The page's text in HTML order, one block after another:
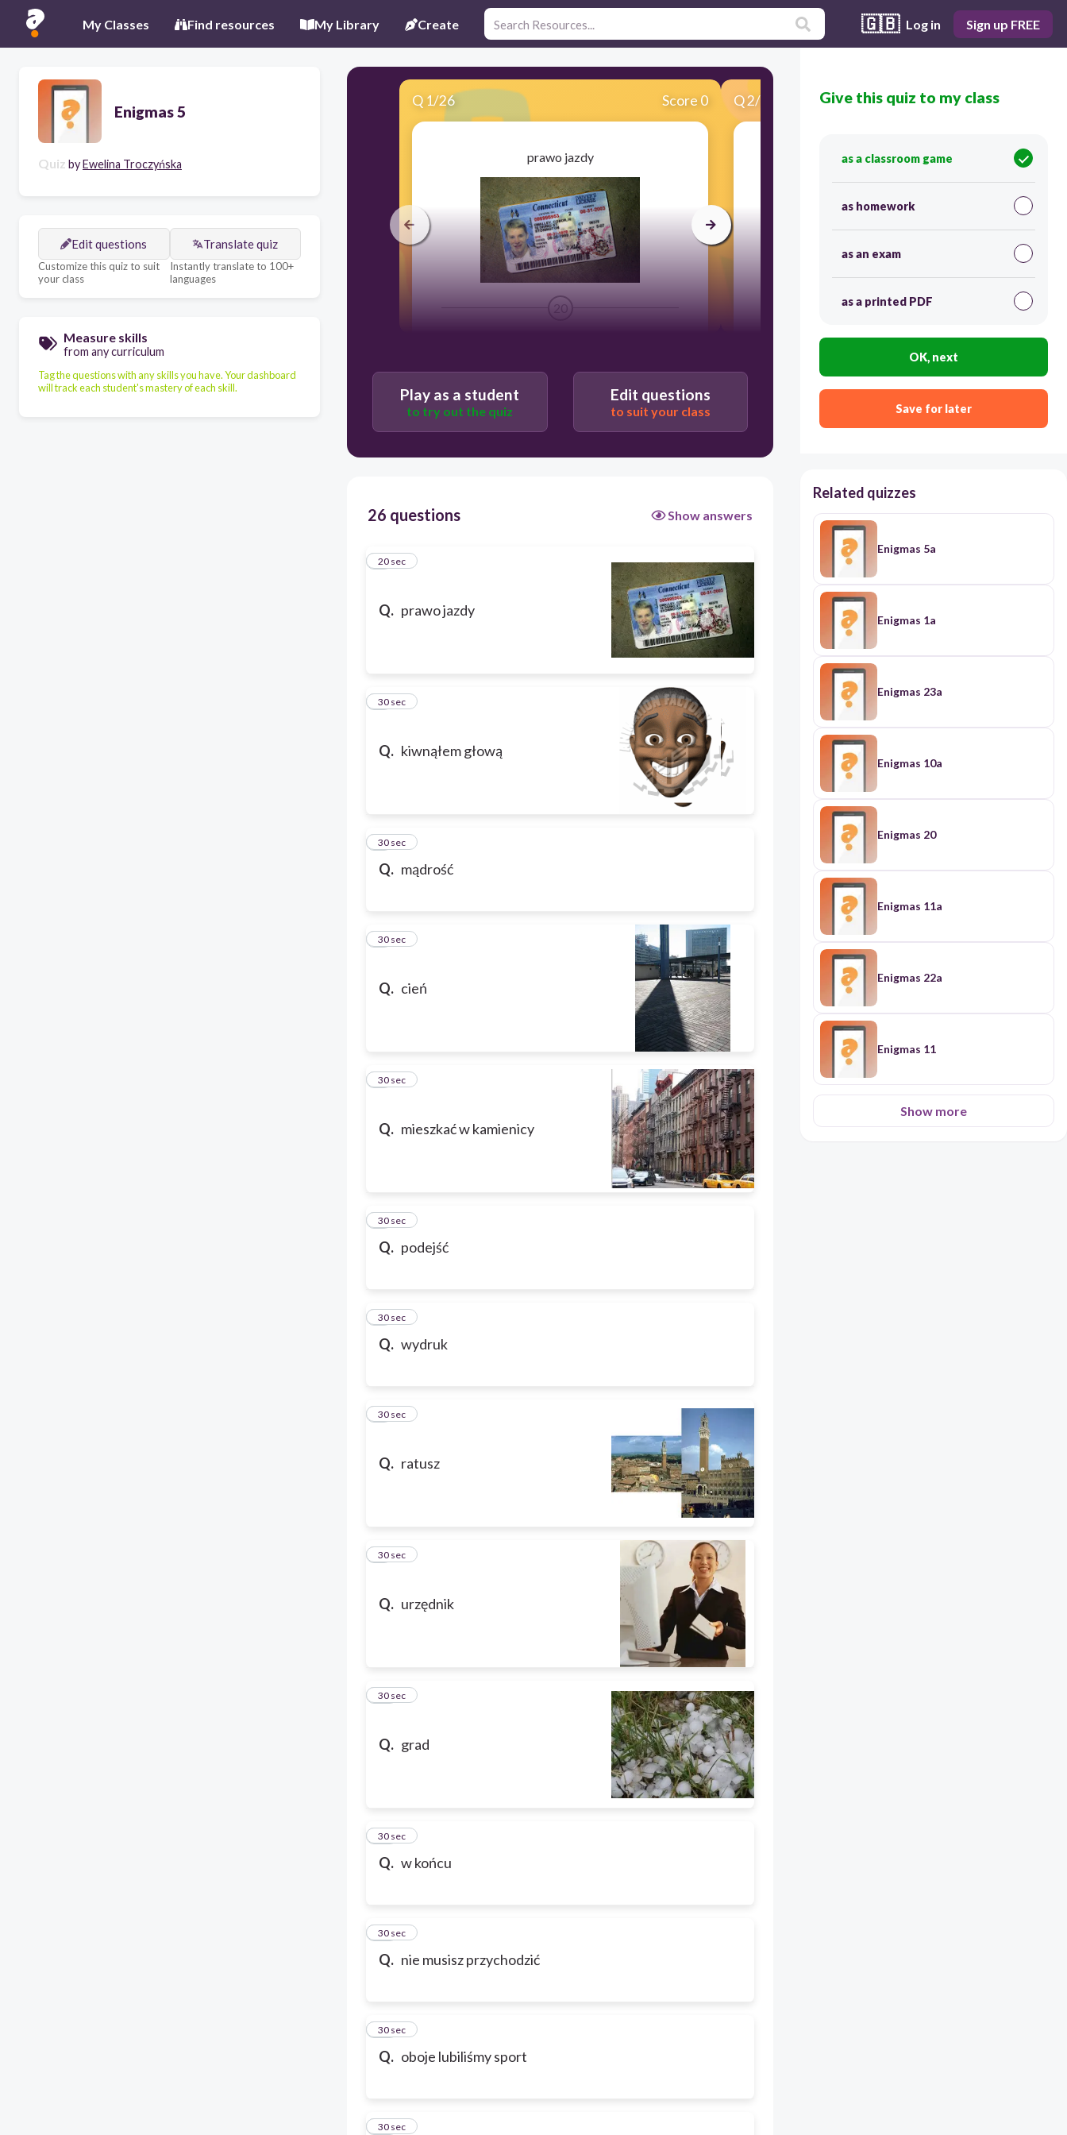
My Classes Find resources My Library Create 🇬🇧 Log in Sign up FREE
Enigmas 5
Quiz byEwelina Troczyńska
Edit questions
Customize this quiz to suit
your class
Translate quiz
Instantly translate to 100+
languages
Measure skills
from any curriculum
Tag the questions with any skills you have. Your dashboard
will track each student's mastery of each skill.
Q 1/26 Score 0
prawo jazdy
20
Q2/26 Score 0
kiwnąłem głową
Play as a student
to try out the quiz
Edit questions
to suit your class
26 questions Show answers
Q. prawo jazdy
1
20 sec
Q. kiwnąłem głową
2
30 sec
Q. mądrość
3
30 sec
Q. cień
4
30 sec
Q. mieszkać w kamienicy
5
30 sec
Q. podejść
6
30 sec
Q. wydruk
7
30 sec
Q. ratusz
8
30 sec
Q. urzędnik
9
30 sec
Q. grad
10
30 sec
Q. w końcu
11
30 sec
Q. nie musisz przychodzić
12
30 sec
Q. oboje lubiliśmy sport
13
30 sec
14
30 sec
Give this quiz to my class
as a classroom game
as homework
as an exam
as a printed PDF
OK, next
Save for later
Related quizzes
Enigmas 5a
Enigmas 1a
Enigmas 23a
Enigmas 10a
Enigmas 20
Enigmas 11a
Enigmas 22a
Enigmas 11
Show more